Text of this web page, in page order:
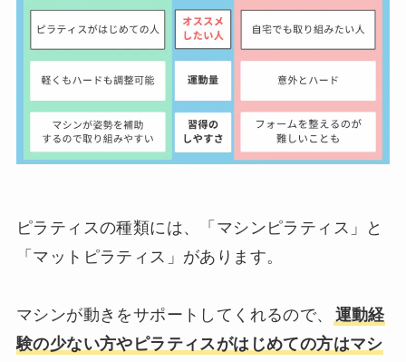
ピラティスの種類には、「マシンピラティス」と
「マットピラティス」があります。
マシンが動きをサポートしてくれるので、
運動経
験の少ない方やピラティスがはじめての方はマシ